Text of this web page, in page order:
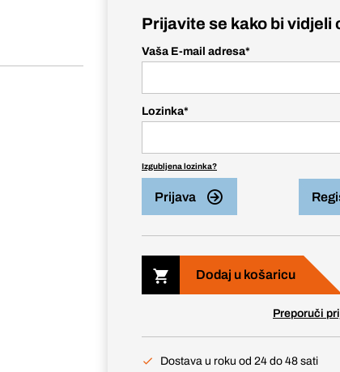
Prijavite se kako bi vidjeli
Vaša E-mail adresa*
Lozinka*
Izgubljena lozinka?
Prijava
Dodaj u košaricu
Preporuči
Dostava u roku od 24 do 48 sati